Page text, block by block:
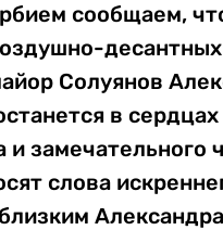
сообщаем,
Солуянов
в
и замечательного
слова